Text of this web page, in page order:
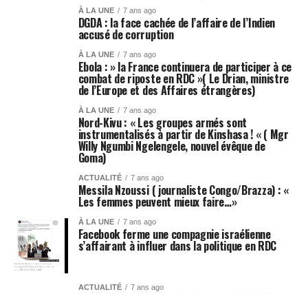
À LA UNE 7 ans ago
DGDA : la face cachée de l’affaire de l’Indien
accusé de corruption
À LA UNE 7 ans ago
Ebola : » la France continuera de participer à ce
combat de riposte en RDC »( Le Drian, ministre
de l’Europe et des Affaires étrangères)
À LA UNE 7 ans ago
Nord-Kivu : « Les groupes armés sont
instrumentalisés à partir de Kinshasa ! « ( Mgr
Willy Ngumbi Ngelengele, nouvel évêque de
Goma)
ACTUALITÉ 7 ans ago
Messila Nzoussi ( journaliste Congo/Brazza) : «
Les femmes peuvent mieux faire…»
À LA UNE 7 ans ago
Facebook ferme une compagnie israélienne
s’affairant à influer dans la politique en RDC
ACTUALITÉ 7 ans ago